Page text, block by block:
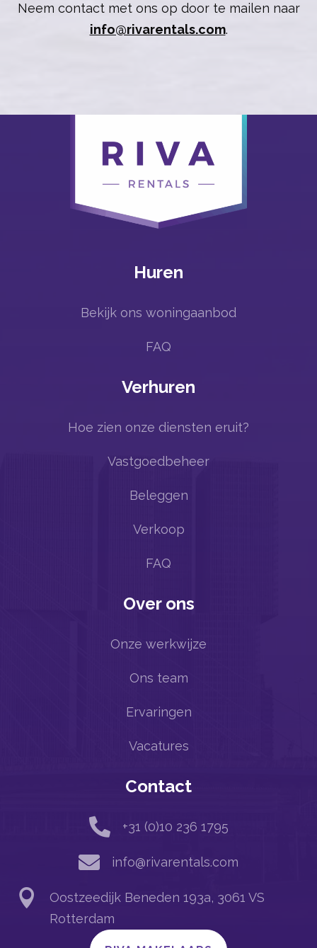
Neem contact met ons op door te mailen naar
info@rivarentals.com.
Huren
Bekijk ons woningaanbod
FAQ
Verhuren
Hoe zien onze diensten eruit?
Vastgoedbeheer
Beleggen
Verkoop
FAQ
Over ons
Onze werkwijze
Ons team
Ervaringen
Vacatures
Contact
 +31 (0)10 236 1795
 info@rivarentals.com

Oostzeedijk Beneden 193a, 3061 VS
Rotterdam